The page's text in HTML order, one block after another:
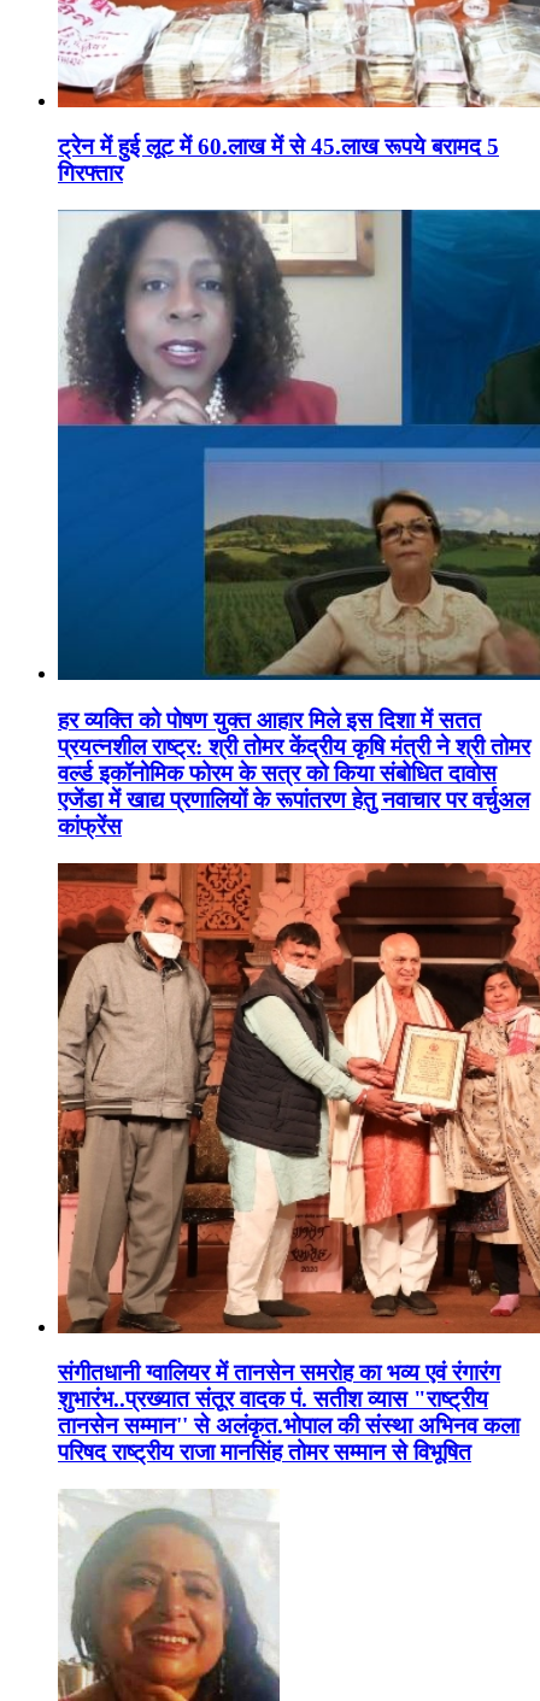
ट्रेन में हुई लूट में 60.लाख में से 45.लाख रूपये बरामद 5
गिरफ्तार
हर व्यक्ति को पोषण युक्त आहार मिले इस दिशा में सतत
प्रयत्नशील राष्ट्र: श्री तोमर केंद्रीय कृषि मंत्री ने श्री तोमर
वर्ल्ड इकॉनोमिक फोरम के सत्र को किया संबोधित दावोस
एजेंडा में खाद्य प्रणालियों के रूपांतरण हेतु नवाचार पर वर्चुअल
कांफ्रेंस
संगीतधानी ग्वालियर में तानसेन समरोह का भव्य एवं रंगारंग
शुभारंभ..प्रख्यात संतूर वादक पं. सतीश व्यास "राष्ट्रीय
तानसेन सम्मान'' से अलंकृत.भोपाल की संस्था अभिनव कला
परिषद राष्ट्रीय राजा मानसिंह तोमर सम्मान से विभूषित